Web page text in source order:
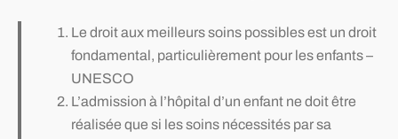
Le droit aux meilleurs soins possibles est un droit
fondamental, particulièrement pour les enfants –
UNESCO
L’admission à l’hôpital d’un enfant ne doit être
réalisée que si les soins nécessités par sa